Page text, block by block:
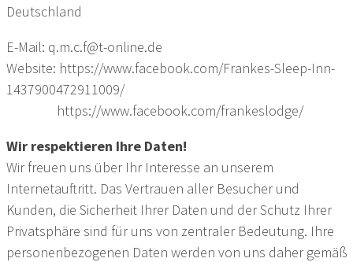
Deutschland
E-Mail: q.m.c.f@t-online.de
Website: https://www.facebook.com/Frankes-Sleep-Inn-
1437900472911009/
https://www.facebook.com/frankeslodge/
Wir respektieren Ihre Daten!
Wir freuen uns über Ihr Interesse an unserem
Internetauftritt. Das Vertrauen aller Besucher und
Kunden, die Sicherheit Ihrer Daten und der Schutz Ihrer
Privatsphäre sind für uns von zentraler Bedeutung. Ihre
personenbezogenen Daten werden von uns daher gemäß